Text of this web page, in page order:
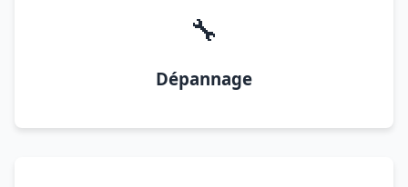
🔧
Dépannage